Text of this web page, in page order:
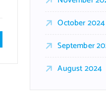
October 2024
September
August 2024